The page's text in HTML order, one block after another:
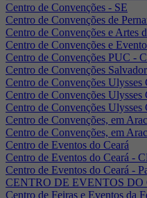
Centro de Convenções - SE
Centro de Convenções de
Centro de Convenções e Artes
Centro de Convenções e
Centro de Convenções PUC -
Centro de Convenções Salvador
Centro de Convenções Ulysses
Centro de Convenções Ulysses
Centro de Convenções
Centro de Convenções, em
Centro de Convenções, em
Centro de Eventos do Ceará
Centro de Eventos do Ceará -
Centro de Eventos do Ceará -
CENTRO DE EVENTOS
Centro de Feiras e Eventos da